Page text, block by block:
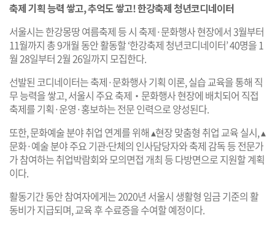
축제 기획 능력 쌓고, 추억도 쌓고! 한강축제 청년코디네이터
서울시는 한강몽땅 여름축제 등 시 축제·문화행사 현장에서 3월부터
11월까지 총 9개월 동안 활동할 ‘한강축제 청년코디네이터’ 40명을 1
월 28일부터 2월 26일까지 모집한다.
선발된 코디네이터는 축제·문화행사 기획 이론, 실습 교육을 통해 직
무 능력을 쌓고, 서울시 주요 축제‧문화행사 현장에 배치되어 직접
축제를 기획·운영·홍보하는 전문 인력으로 양성된다.
또한, 문화예술 분야 취업 연계를 위해 ▴현장 맞춤형 취업 교육 실시, ▴
문화·예술 분야 주요 기관‧단체의 인사담당자와 축제 감독 등 전문가
가 참여하는 취업박람회와 모의면접 개최 등 다방면으로 지원할 계획
이다.
활동기간 동안 참여자에게는 2020년 서울시 생활형 임금 기준의 활
동비가 지급되며, 교육 후 수료증을 수여할 예정이다.